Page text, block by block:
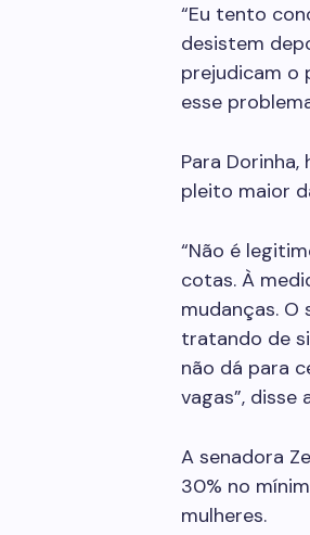
“Eu tento
desistem
prejudicam o
esse
Para
pleito maior
“Não é
cotas. À
mudanças.
tratando de
não dá para
vagas”, disse
A senadora
30% no
mulheres.